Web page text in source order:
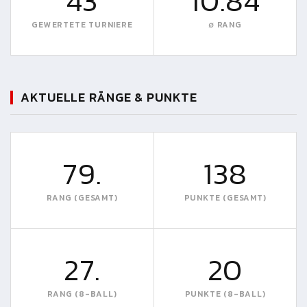
GEWERTETE TURNIERE ∅ RANG
AKTUELLE RÄNGE & PUNKTE
79.
RANG (GESAMT)
138
PUNKTE (GESAMT)
27.
RANG (8-BALL)
20
PUNKTE (8-BALL)